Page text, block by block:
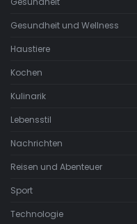
Gesundheit und Wellness
Haustiere
Kochen
Kulinarik
Lebensstil
Nachrichten
Reisen und Abenteuer
Sport
Technologie